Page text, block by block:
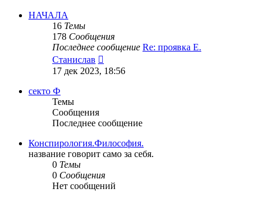
НАЧАЛА
16 Темы
178 Сообщения
Последнее сообщение Re: проявка Е.
Станислав
к
17 дек 2023, 18:56
секто Ф
Темы
Сообщения
Последнее сообщение
Конспирология.Философия.
название говорит само за себя.
0 Темы
0 Сообщения
Нет сообщений